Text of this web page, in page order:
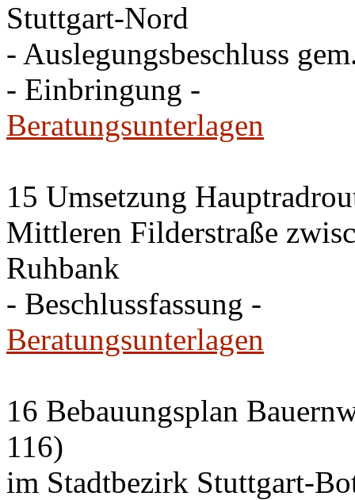
Stuttgart-Nord
- Auslegungsbeschluss
- Einbringung -
Beratungsunterlagen
15 Umsetzung
Mittleren Filderstraße
Ruhbank
- Beschlussfassung -
Beratungsunterlagen
16 Bebauungsplan
116)
im Stadtbezirk Stuttgart-